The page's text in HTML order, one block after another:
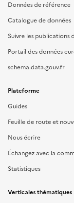
Données de référence
Catalogue de données
Suivre les publications
Portail des données
schema.data.gouv.fr
Plateforme
Guides
Feuille de route et
Nous écrire
Échangez avec la
Statistiques
Verticales thématiques